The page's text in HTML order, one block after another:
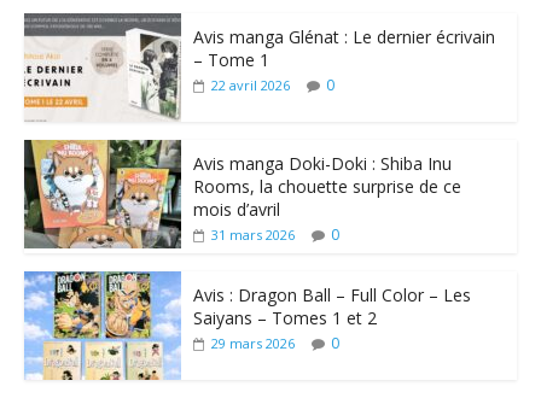
Avis manga Glénat : Le dernier écrivain
– Tome 1
22 avril 2026 0
Avis manga Doki-Doki : Shiba Inu
Rooms, la chouette surprise de ce
mois d’avril
31 mars 2026 0
Avis : Dragon Ball – Full Color – Les
Saiyans – Tomes 1 et 2
29 mars 2026 0